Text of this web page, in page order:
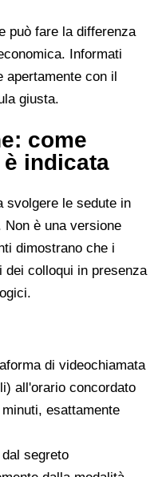
può fare la differenza
Informati
apertamente con il
giusta.
come
indicata
svolgere le sedute in
è una versione
dimostrano che i
dei colloqui in presenza
di videochiamata
all'orario concordato
esattamente
segreto